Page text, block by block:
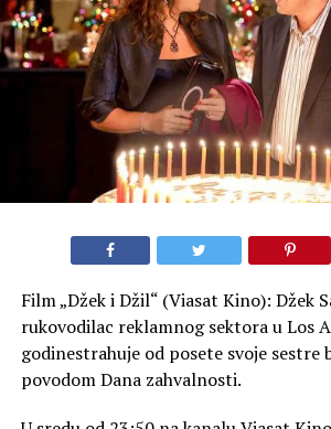
Film „Džek i Džil“ (Viasat Kino): Džek
rukovodilac reklamnog sektora u Los
godinestrahuje od posete svoje sestre
povodom Dana zahvalnosti.